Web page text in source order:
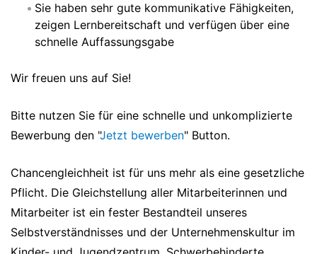
Sie haben sehr gute kommunikative Fähigkeiten,
zeigen Lernbereitschaft und verfügen über eine
schnelle Auffassungsgabe
Wir freuen uns auf Sie!
Bitte nutzen Sie für eine schnelle und unkomplizierte
Bewerbung den "Jetzt bewerben" Button.
Chancengleichheit ist für uns mehr als eine gesetzliche
Pflicht. Die Gleichstellung aller Mitarbeiterinnen und
Mitarbeiter ist ein fester Bestandteil unseres
Selbstverständnisses und der Unternehmenskultur im